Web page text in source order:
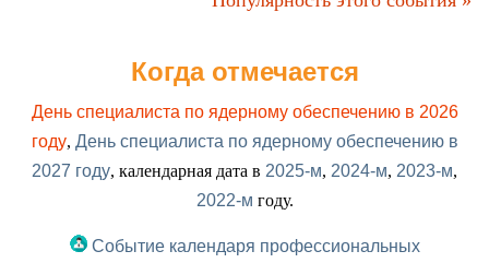
Когда отмечается
День специалиста по ядерному обеспечению в 2026
году, День специалиста по ядерному обеспечению в
2027 году, календарная дата в 2025-м, 2024-м, 2023-м,
2022-м году.
Событие календаря профессиональных